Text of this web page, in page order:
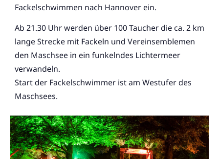
Fackelschwimmen nach Hannover ein.
Ab 21.30 Uhr werden über 100 Taucher die ca. 2 km
lange Strecke mit Fackeln und Vereinsemblemen
den Maschsee in ein funkelndes Lichtermeer
verwandeln.
Start der Fackelschwimmer ist am Westufer des
Maschsees.